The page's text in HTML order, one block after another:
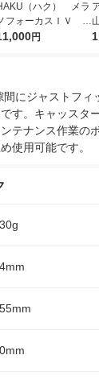
（ハク） メラ
フォーカスＩＶ 4
ｇ 資生堂 おまけ
円
にジャストフィ
す。キャッスタ
テナンス作業の
使用可能です。